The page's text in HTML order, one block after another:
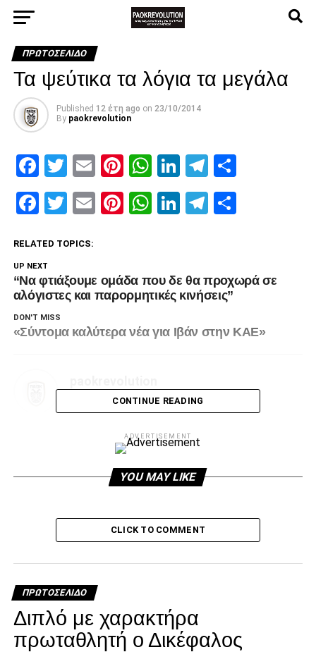
ΠΡΩΤΟΣΈΛΙΔΟ
Τα ψεύτικα τα λόγια τα μεγάλα
Published 12 έτη ago on 23/10/2014
By paokrevolution
Facebook
Twitter
EmailPinterest
WhatsApp
LinkedIn
Telegram
Facebook
Twitter
EmailPinterest
WhatsApp
LinkedIn
Telegram
RELATED TOPICS:
UP NEXT
“Να φτιάξουμε ομάδα που δε θα προχωρά σε
αλόγιστες και παρορμητικές κινήσεις”
DON'T MISS
«Σύντομα καλύτερα νέα για Ιβάν στην ΚΑΕ»
CONTINUE READING
ADVERTISEMENT
YOU MAY LIKE
CLICK TO COMMENT
ΠΡΩΤΟΣΈΛΙΔΟ
Διπλό με χαρακτήρα
πρωταθλητή ο Δικέφαλος